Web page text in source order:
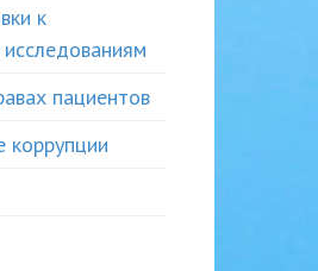
к
пациентов
коррупции